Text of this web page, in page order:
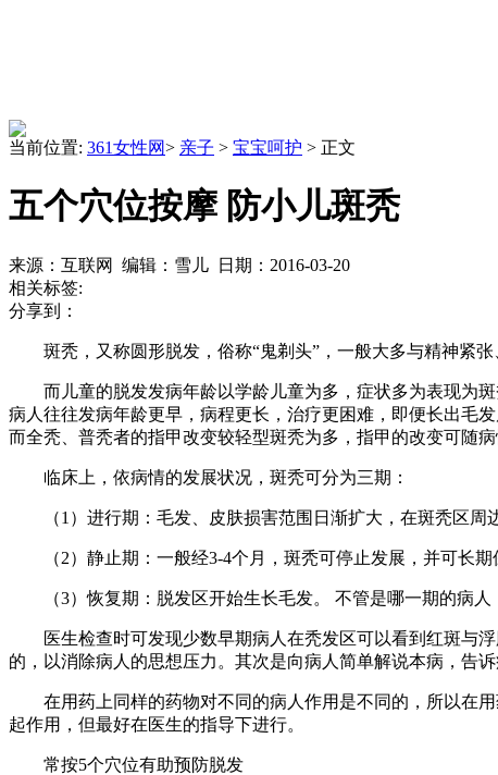
当前位置: 361女性网> 亲子 > 宝宝呵护 > 正文
五个穴位按摩 防小儿斑秃
来源：互联网 编辑：雪儿 日期：2016-03-20
相关标签:
分享到：
斑秃，又称圆形脱发，俗称“鬼剃头”，一般大多与精神紧张
而儿童的脱发发病年龄以学龄儿童为多，症状多为表现为斑
病人往往发病年龄更早，病程更长，治疗更困难，即便长出毛
而全秃、普秃者的指甲改变较轻型斑秃为多，指甲的改变可随病
临床上，依病情的发展状况，斑秃可分为三期：
（1）进行期：毛发、皮肤损害范围日渐扩大，在斑秃区周
（2）静止期：一般经3-4个月，斑秃可停止发展，并可长期
（3）恢复期：脱发区开始生长毛发。 不管是哪一期的病人
医生检查时可发现少数早期病人在秃发区可以看到红斑与浮
的，以消除病人的思想压力。其次是向病人简单解说本病，告
在用药上同样的药物对不同的病人作用是不同的，所以在用
起作用，但最好在医生的指导下进行。
常按5个穴位有助预防脱发